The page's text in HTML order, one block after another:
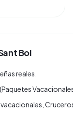
Boi
reales.